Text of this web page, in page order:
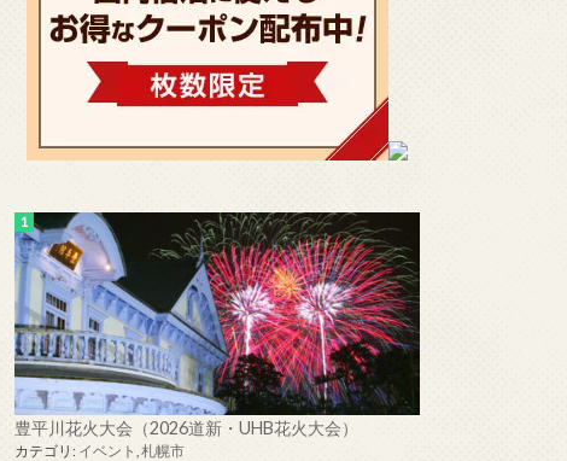
豊平川花火大会（2026道新・UHB花火大会）
カテゴリ: イベント 札幌市